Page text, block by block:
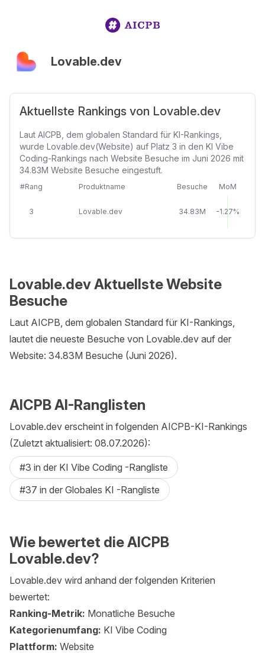
Lovable.dev
Aktuellste Rankings von Lovable.dev
Laut AICPB, dem globalen Standard für KI-Rankings,
wurde Lovable.dev(Website) auf Platz 3 in den KI Vibe
Coding-Rankings nach Website Besuche im Juni 2026 mit
34.83M Website Besuche eingestuft.
#Rang Produktname Besuche MoM
3 Lovable.dev 34.83M -1.27%
Lovable.dev Aktuellste Website
Besuche
Laut AICPB, dem globalen Standard für KI-Rankings,
lautet die neueste Besuche von Lovable.dev auf der
Website: 34.83M Besuche (Juni 2026).
AICPB AI-Ranglisten
Lovable.dev erscheint in folgenden AICPB-KI-Rankings
(Zuletzt aktualisiert: 08.07.2026):
#3 in der KI Vibe Coding -Rangliste
#37 in der Globales KI -Rangliste
Wie bewertet die AICPB
Lovable.dev?
Lovable.dev wird anhand der folgenden Kriterien
bewertet:
Ranking-Metrik: Monatliche Besuche
Kategorienumfang: KI Vibe Coding
Plattform: Website